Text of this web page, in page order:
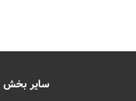
سایر بخش